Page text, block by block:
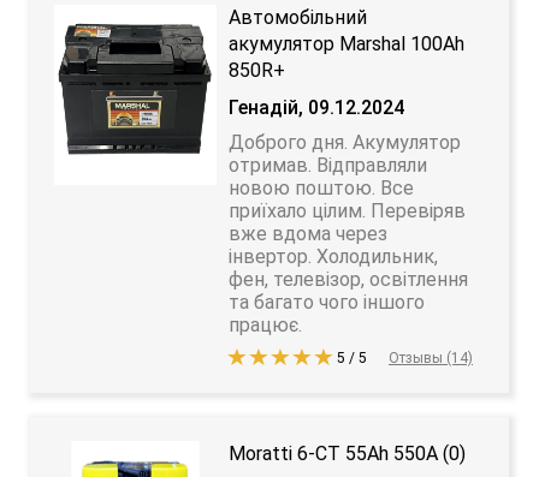
Автомобільний
акумулятор Marshal 100Ah
850R+
Генадій, 09.12.2024
Доброго дня. Акумулятор
отримав. Відправляли
новою поштою. Все
приїхало цілим. Перевіряв
вже вдома через
інвертор. Холодильник,
фен, телевізор, освітлення
та багато чого іншого
працює.
5 / 5 Отзывы (14)
Moratti 6-CT 55Ah 550A (0)